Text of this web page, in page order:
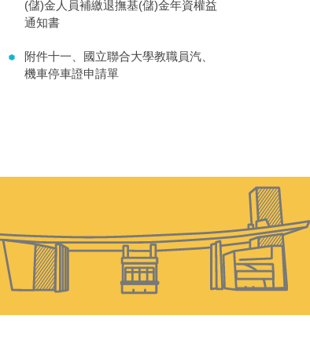
(儲)金人員補繳退撫基(儲)金年資權益
通知書
附件十一、國立聯合大學教職員汽、
機車停車證申請單